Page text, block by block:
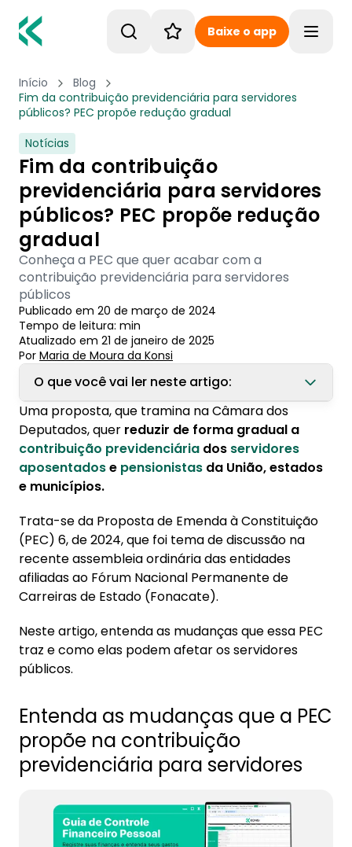
Baixe o app
Início
Blog
Fim da contribuição previdenciária para servidores
públicos? PEC propõe redução gradual
Notícias
Fim da contribuição
previdenciária para servidores
públicos? PEC propõe redução
gradual
Conheça a PEC que quer acabar com a
contribuição previdenciária para servidores
públicos
Publicado em 20 de março de 2024
Tempo de leitura: min
Atualizado em 21 de janeiro de 2025
Por Maria de Moura da Konsi
O que você vai ler neste artigo:
1. Entenda as mudanças que a PEC propõe na
contribuição previdenciária para servidores
2. Previsão para tramitação
previdenciária para servidor público?
Uma proposta, que tramina na Câmara dos
Deputados, quer reduzir de forma gradual a
contribuição previdenciária dos servidores
aposentadose pensionistas da União, estados
e municípios.
Trata-se da Proposta de Emenda à Constituição
(PEC) 6, de 2024, que foi tema de discussão na
recente assembleia ordinária das entidades
afiliadas ao Fórum Nacional Permanente de
Carreiras de Estado (Fonacate).
Neste artigo, entenda as mudanças que essa PEC
traz e como elas podem afetar os servidores
públicos.
Entenda as mudanças que a PEC
propõe na contribuição
previdenciária para servidores